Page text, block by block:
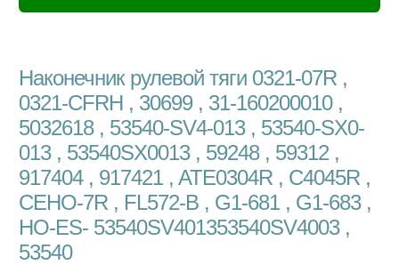
Наконечник рулевой тяги 0321-07R ,
0321-CFRH , 30699 , 31-160200010 ,
5032618 , 53540-SV4-013 , 53540-SX0-
013 , 53540SX0013 , 59248 , 59312 ,
917404 , 917421 , ATE0304R , C4045R ,
CEHO-7R , FL572-B , G1-681 , G1-683 ,
HO-ES- 53540SV401353540SV4003 ,
53540